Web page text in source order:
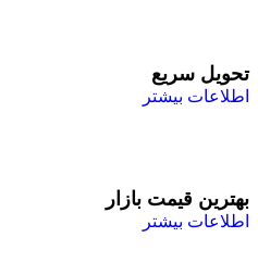
تحویل سریع
اطلاعات بیشتر
بهترین قیمت بازار
اطلاعات بیشتر